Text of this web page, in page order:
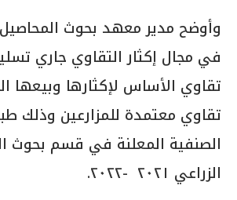
وأوضح مدير معهد بحوث المحاصيل
في مجال إكثار التقاوي جاري
تقاوي الأساس لإكثارها وبيعها
تقاوي معتمدة للمزارعين وذلك
الصنفية المعلنة في قسم بحوث
الزراعي ٢٠٢١ -٢٠٢٢.